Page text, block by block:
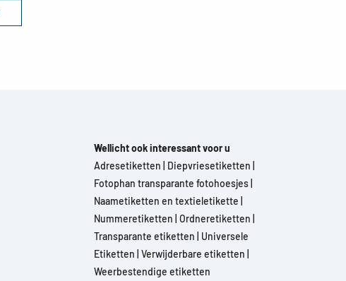
Wellicht ook interessant voor u
Adresetiketten
Diepvriesetiketten
Fotophan transparante fotohoesjes
Naametiketten en textieletikette
Nummeretiketten Ordneretiketten
Transparante etiketten
Universele
Etiketten Verwijderbare etiketten
Weerbestendige etiketten